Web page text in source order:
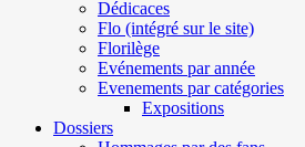
Dédicaces
Flo (intégré sur le site)
Florilège
Evénements par année
Evenements par catégories
Expositions
Dossiers